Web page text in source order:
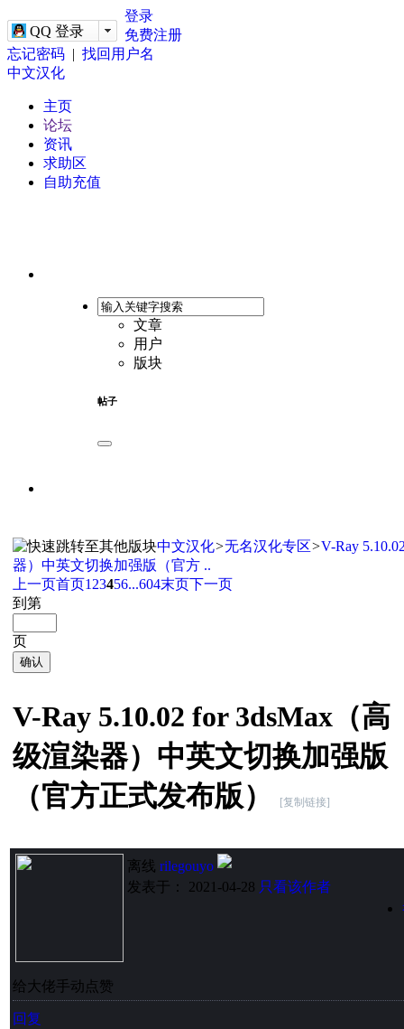
QQ 登录
登录
免费注册
忘记密码 | 找回用户名
中文汉化
主页
论坛
资讯
求助区
自助充值
文章
用户
版块
帖子
中文汉化>无名汉化专区>V-Ray
器）中英文切换加强版（官方 ..
上一页首页1 23456...604末页下一页
到第
页
确认
V-Ray 5.10.02 for 3dsMax（高
级渲染器）中英文切换加强版
（官方正式发布版）
[复制链接]
离线 rilegouyo
发表于： 2021-04-28 只看该作者
给大佬手动点赞
回复